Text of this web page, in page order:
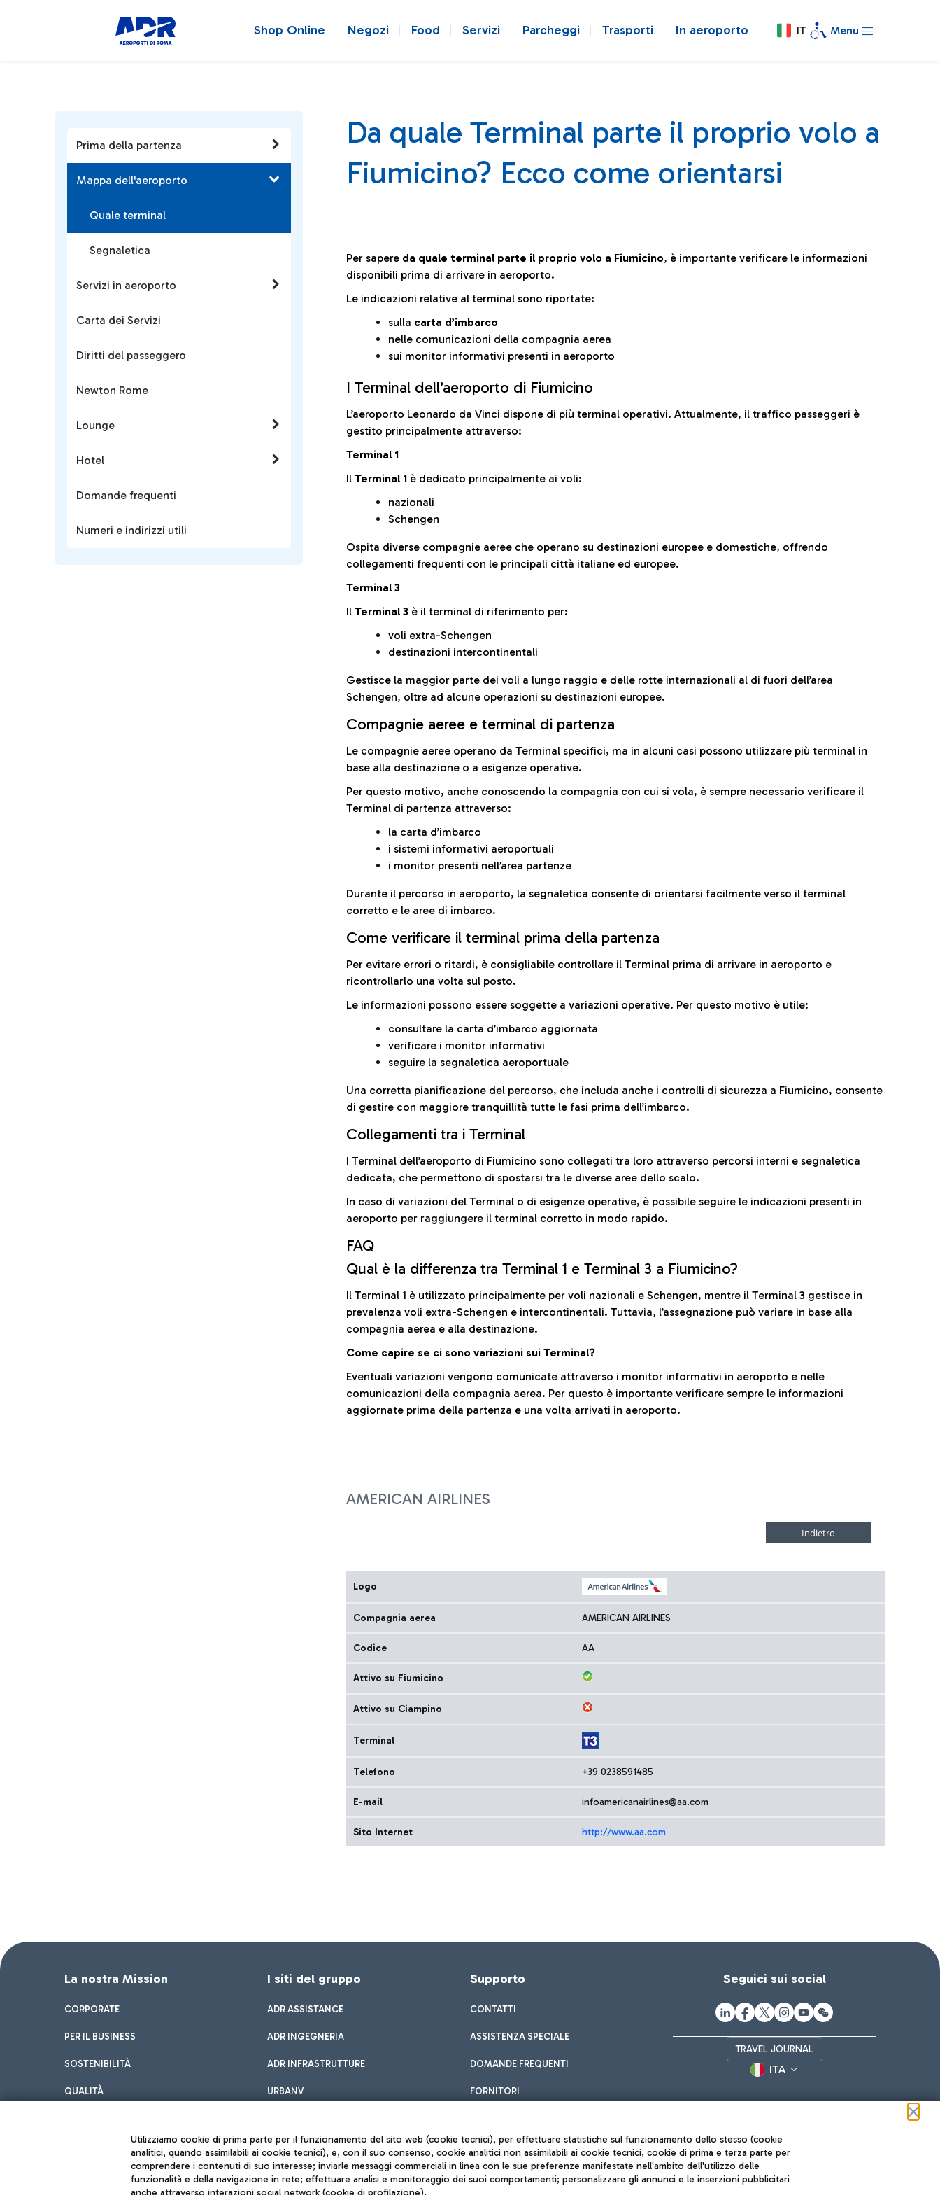
Shop Online Negozi Food Servizi Parcheggi Trasporti In aeroporto IT Menu
Prima della partenza
Mappa dell'aeroporto
Quale terminal
Segnaletica
Servizi in aeroporto
Carta dei Servizi
Diritti del passeggero
Newton Rome
Lounge
Hotel
Domande frequenti
Numeri e indirizzi utili
Da quale Terminal parte il proprio volo a
Fiumicino? Ecco come orientarsi
Per sapere da quale terminal parte il proprio volo a Fiumicino, è importante verificare le informazioni
disponibili prima di arrivare in aeroporto.
Le indicazioni relative al terminal sono riportate:
sulla carta d’imbarco
nelle comunicazioni della compagnia aerea
sui monitor informativi presenti in aeroporto
I Terminal dell’aeroporto di Fiumicino
L’aeroporto Leonardo da Vinci dispone di più terminal operativi. Attualmente, il traffico passeggeri è
gestito principalmente attraverso:
Terminal 1
Il Terminal 1 è dedicato principalmente ai voli:
nazionali
Schengen
Ospita diverse compagnie aeree che operano su destinazioni europee e domestiche, offrendo
collegamenti frequenti con le principali città italiane ed europee.
Terminal 3
Il Terminal 3 è il terminal di riferimento per:
voli extra-Schengen
destinazioni intercontinentali
Gestisce la maggior parte dei voli a lungo raggio e delle rotte internazionali al di fuori dell’area
Schengen, oltre ad alcune operazioni su destinazioni europee.
Compagnie aeree e terminal di partenza
Le compagnie aeree operano da Terminal specifici, ma in alcuni casi possono utilizzare più terminal in
base alla destinazione o a esigenze operative.
Per questo motivo, anche conoscendo la compagnia con cui si vola, è sempre necessario verificare il
Terminal di partenza attraverso:
la carta d’imbarco
i sistemi informativi aeroportuali
i monitor presenti nell’area partenze
Durante il percorso in aeroporto, la segnaletica consente di orientarsi facilmente verso il terminal
corretto e le aree di imbarco.
Come verificare il terminal prima della partenza
Per evitare errori o ritardi, è consigliabile controllare il Terminal prima di arrivare in aeroporto e
ricontrollarlo una volta sul posto.
Le informazioni possono essere soggette a variazioni operative. Per questo motivo è utile:
consultare la carta d’imbarco aggiornata
verificare i monitor informativi
seguire la segnaletica aeroportuale
Una corretta pianificazione del percorso, che includa anche i controlli di sicurezza a Fiumicino, consente
di gestire con maggiore tranquillità tutte le fasi prima dell’imbarco.
Collegamenti tra i Terminal
I Terminal dell’aeroporto di Fiumicino sono collegati tra loro attraverso percorsi interni e segnaletica
dedicata, che permettono di spostarsi tra le diverse aree dello scalo.
In caso di variazioni del Terminal o di esigenze operative, è possibile seguire le indicazioni presenti in
aeroporto per raggiungere il terminal corretto in modo rapido.
FAQ
Qual è la differenza tra Terminal 1 e Terminal 3 a Fiumicino?
Il Terminal 1 è utilizzato principalmente per voli nazionali e Schengen, mentre il Terminal 3 gestisce in
prevalenza voli extra-Schengen e intercontinentali. Tuttavia, l’assegnazione può variare in base alla
compagnia aerea e alla destinazione.
Come capire se ci sono variazioni sui Terminal?
Eventuali variazioni vengono comunicate attraverso i monitor informativi in aeroporto e nelle
comunicazioni della compagnia aerea. Per questo è importante verificare sempre le informazioni
aggiornate prima della partenza e una volta arrivati in aeroporto.
AMERICAN AIRLINES
Logo
Compagnia aerea AMERICAN AIRLINES
Codice AA
Attivo su Fiumicino
Attivo su Ciampino
Terminal
Telefono +39 0238591485
E-mail infoamericanairlines@aa.com
Sito Internet http://www.aa.com
La nostra Mission
CORPORATE
PER IL BUSINESS
SOSTENIBILITÀ
QUALITÀ
I siti del gruppo
ADR ASSISTANCE
ADR INGEGNERIA
ADR INFRASTRUTTURE
URBANV
Supporto
CONTATTI
ASSISTENZA SPECIALE
DOMANDE FREQUENTI
FORNITORI
Seguici sui social
TRAVEL JOURNAL
ITA
Utilizziamo cookie di prima parte per il funzionamento del sito web (cookie tecnici), per effettuare statistiche sul funzionamento dello stesso (cookie
analitici, quando assimilabili ai cookie tecnici), e, con il suo consenso, cookie analitici non assimilabili ai cookie tecnici, cookie di prima e terza parte per
comprendere i contenuti di suo interesse; inviarle messaggi commerciali in linea con le sue preferenze manifestate nell'ambito dell'utilizzo delle
funzionalità e della navigazione in rete; effettuare analisi e monitoraggio dei suoi comportamenti; personalizzare gli annunci e le inserzioni pubblicitari
anche attraverso interazioni social network (cookie di profilazione).